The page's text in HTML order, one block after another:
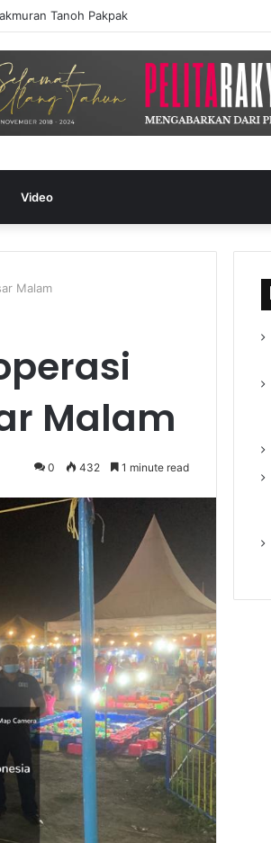
Tanoh Pakpak
Video
Malam
Malam
0 432 1 minute read